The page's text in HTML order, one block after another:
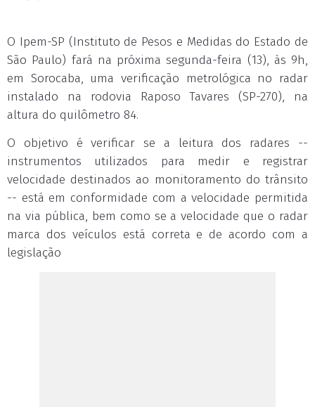
O Ipem-SP (Instituto de Pesos e Medidas do Estado de
São Paulo) fará na próxima segunda-feira (13), às 9h,
em Sorocaba, uma verificação metrológica no radar
instalado na rodovia Raposo Tavares (SP-270), na
altura do quilômetro 84.
O objetivo é verificar se a leitura dos radares --
instrumentos utilizados para medir e registrar
velocidade destinados ao monitoramento do trânsito
-- está em conformidade com a velocidade permitida
na via pública, bem como se a velocidade que o radar
marca dos veículos está correta e de acordo com a
legislação